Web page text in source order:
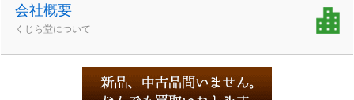
会社概要
くじら堂について